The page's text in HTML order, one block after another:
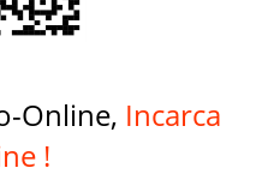
Online, Incarca
!